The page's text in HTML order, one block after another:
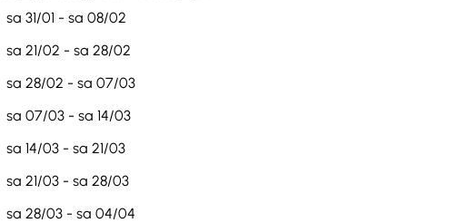
sa 31/01 - sa 08/02
sa 21/02 - sa 28/02
sa 28/02 - sa 07/03
sa 07/03 - sa 14/03
sa 14/03 - sa 21/03
sa 21/03 - sa 28/03
sa 28/03 - sa 04/04